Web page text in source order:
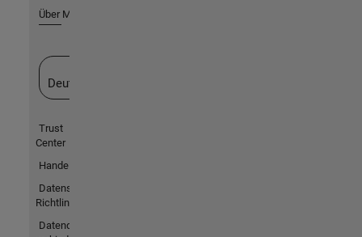
Über MathWorks
Deutschland
Trust
Center
Handelsmarken
Datenschutz-
Richtlinien
Datendiebstahl